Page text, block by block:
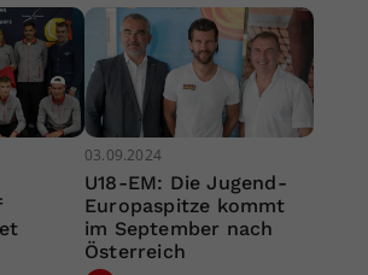
03.09.2024
U18-EM: Die Jugend-
Europaspitze kommt
im September nach
Österreich